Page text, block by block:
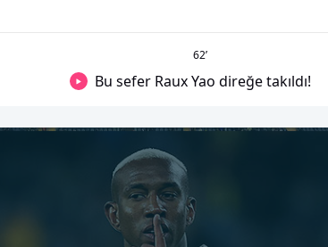
62’
Bu sefer Raux Yao direğe takıldı!